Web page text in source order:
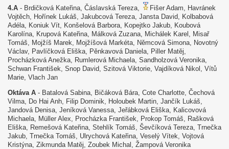
4.A - Brdičková Kateřina, Čáslavská Tereza,
Fišer Adam, Havránek
Vojtěch, Hořínek Lukáš, Jakubcová Tereza, Jansta David, Kolbabová
Adéla, Koniuk Vít, Konšelová Barbora, Kopejtko Jakub, Koubová
Karolína, Krupová Kateřina, Málková Zuzana, Michálek Karel, Misař
Tomáš, Mojžíš Marek, Mojžíšová Markéta, Němcová Simona, Novotný
Václav, Pavlíčková Eliška, Pěnkavová Daniela, Piller Matěj,
Procházková Anežka, Rumlerová Michaela, Sandholzová Veronika,
Schwan František, Snop David, Szitová Viktorie, Vajdíková Nikol, Vítů
Marie, Vlach Jan
Oktáva A - Batalová Sabina, Bičáková Bára, Cote Charlotte, Čechová
Vilma, Do Hai Anh, Filip Dominik, Holoubek Martin, Jančík Lukáš,
Jandová Denisa, Jeníková Vanessa, Jeřábková Eliška, Kalicovová
Michaela, Müller Alex, Procházka František, Prokop Tomáš, Rašková
Eliška, Remešová Kateřina, Stehlík Tomáš, Ševčíková Tereza, Trnečka
Jakub, Trnečka Tomáš, Ulrychová Kateřina, Veselý Vítek, Vojtová
Kristýna, Zikmunda Matěj, Zoubek Michal, Žampová Veronika